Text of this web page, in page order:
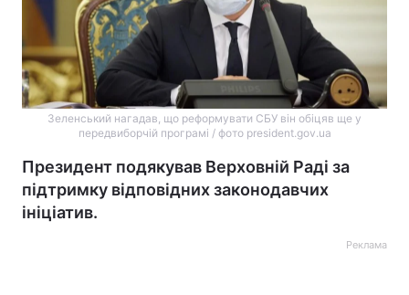
Зеленський нагадав, що реформувати СБУ він обіцяв ще у
передвиборчій програмі / фото president.gov.ua
Президент подякував Верховній Раді за
підтримку відповідних законодавчих
ініціатив.
Реклама